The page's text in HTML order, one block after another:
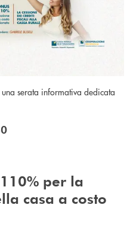
serata informativa dedicata
per la
casa a costo